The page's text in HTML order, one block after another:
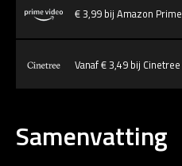
€ 3,99 bij Amazon Prime
Vanaf € 3,49 bij Cinetree
Samenvatting